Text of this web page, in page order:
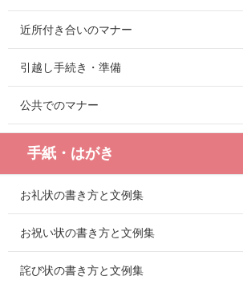
近所付き合いのマナー
引越し手続き・準備
公共でのマナー
手紙・はがき
お礼状の書き方と文例集
お祝い状の書き方と文例集
詫び状の書き方と文例集